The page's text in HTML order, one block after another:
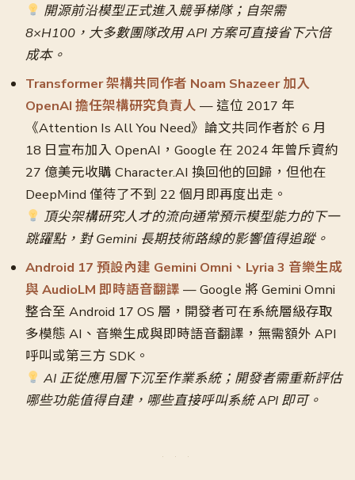
開源前沿模型正式進入競爭梯隊；自架需
8×H100，大多數團隊改用 API 方案可直接省下六倍
成本。
Transformer 架構共同作者 Noam Shazeer 加入
OpenAI 擔任架構研究負責人 — 這位 2017 年
《Attention Is All You Need》論文共同作者於 6 月
18 日宣布加入 OpenAI，Google 在 2024 年曾斥資約
27 億美元收購 Character.AI 換回他的回歸，但他在
DeepMind 僅待了不到 22 個月即再度出走。
頂尖架構研究人才的流向通常預示模型能力的下一
跳躍點，對 Gemini 長期技術路線的影響值得追蹤。
Android 17 預設內建 Gemini Omni、Lyria 3 音樂生成
與 AudioLM 即時語音翻譯 — Google 將 Gemini Omni
整合至 Android 17 OS 層，開發者可在系統層級存取
多模態 AI、音樂生成與即時語音翻譯，無需額外 API
呼叫或第三方 SDK。
AI 正從應用層下沉至作業系統；開發者需重新評估
哪些功能值得自建，哪些直接呼叫系統 API 即可。